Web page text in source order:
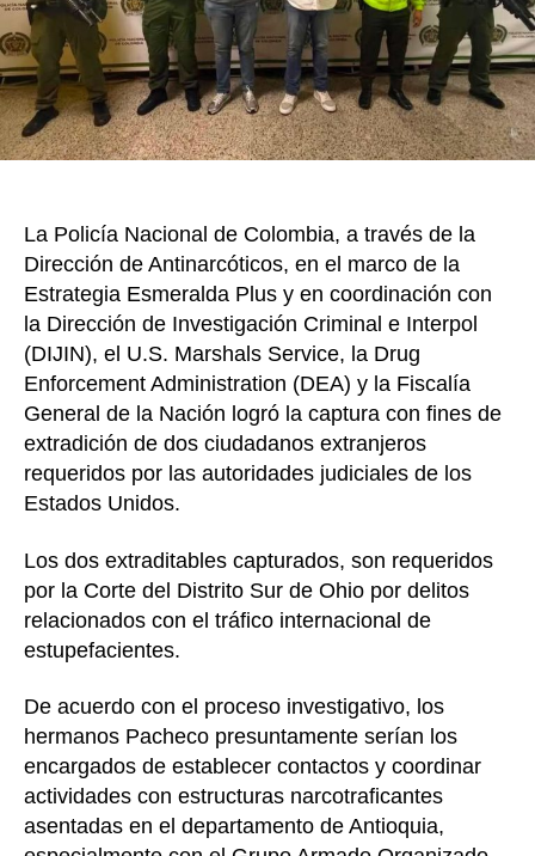
por
La Policía Nacional de Colombia, a través de la
Dirección de Antinarcóticos, en el marco de la
Estrategia Esmeralda Plus y en coordinación con
la Dirección de Investigación Criminal e Interpol
(DIJIN), el U.S. Marshals Service, la Drug
Enforcement Administration (DEA) y la Fiscalía
General de la Nación logró la captura con fines de
extradición de dos ciudadanos extranjeros
requeridos por las autoridades judiciales de los
Estados Unidos.
Los dos extraditables capturados, son requeridos
por la Corte del Distrito Sur de Ohio por delitos
relacionados con el tráfico internacional de
estupefacientes.
De acuerdo con el proceso investigativo, los
hermanos Pacheco presuntamente serían los
encargados de establecer contactos y coordinar
actividades con estructuras narcotraficantes
asentadas en el departamento de Antioquia,